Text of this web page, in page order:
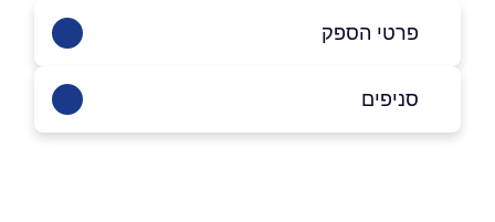
פרטי הספק
באתר בפייסבוק באינסטגרם
סניפים